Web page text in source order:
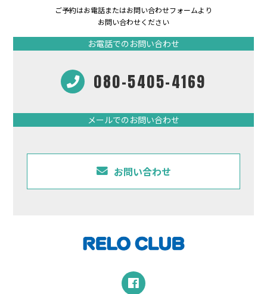
ご予約はお電話またはお問い合わせフォームより
お問い合わせください
お電話でのお問い合わせ
080-5405-4169
メールでのお問い合わせ
お問い合わせ